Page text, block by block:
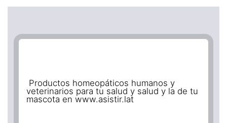
Productos homeopáticos humanos y
veterinarios para tu salud y salud y la de tu
mascota en www.asistir.lat